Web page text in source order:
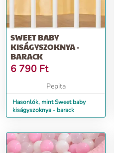
SWEET BABY
KISÁGYSZOKNYA -
BARACK
6 790 Ft
Pepita
Hasonlók, mint Sweet baby
kiságyszoknya - barack